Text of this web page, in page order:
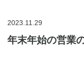
2023.11.29
年末年始の営業
お問い合わせ
お知らせ&ブログ